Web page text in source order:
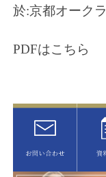
於:京都オークラ
PDFはこちら